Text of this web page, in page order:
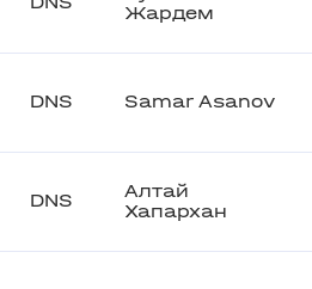
Жардем
DNS Samar Asanov
DNS
Алтай
Хапархан